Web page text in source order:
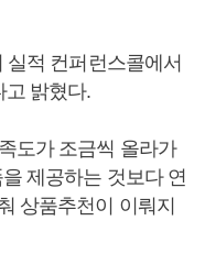
적 컨퍼런스콜에서
고 밝혔다.
도가 조금씩 올라가
제공하는 것보다 연
상품추천이 이뤄지